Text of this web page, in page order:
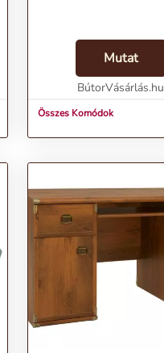
Mutat
BútorVásárlás.hu
Összes Komódok